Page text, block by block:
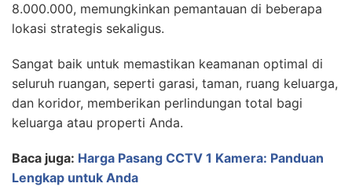
8.000.000, memungkinkan pemantauan di beberapa
lokasi strategis sekaligus.
Sangat baik untuk memastikan keamanan optimal di
seluruh ruangan, seperti garasi, taman, ruang keluarga,
dan koridor, memberikan perlindungan total bagi
keluarga atau properti Anda.
Baca juga: Harga Pasang CCTV 1 Kamera: Panduan
Lengkap untuk Anda